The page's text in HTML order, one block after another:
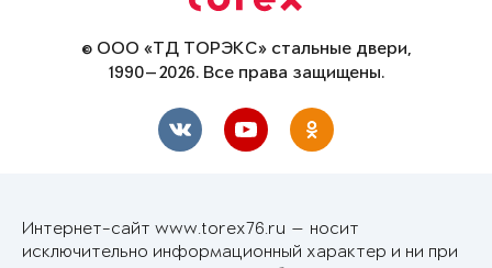
© ООО «ТД ТОРЭКС» стальные двери,
1990—2026. Все права защищены.
Интернет-сайт www.torex76.ru — носит
исключительно информационный характер и ни при